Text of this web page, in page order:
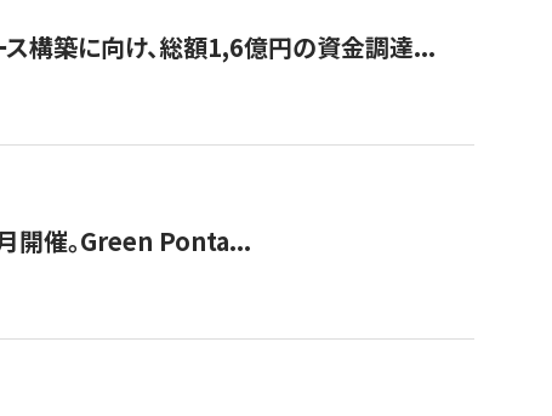
ス構築に向け、総額1,6億円の資金調達...
開催。Green Ponta...